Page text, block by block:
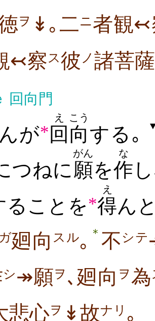
ヲ ↡｡二ニ者観↢
↢察 ス彼 ノ 諸菩薩
回向門
が* 回
え
向
こう
する｡
つねに願
がん
を作
な
ることを*得
え
ん
ガ廻向 スル｡ ＊ 不シテ
シ↠願ヲ ､廻向 ヲ為
悲心ヲ ↡故ナリ ｡